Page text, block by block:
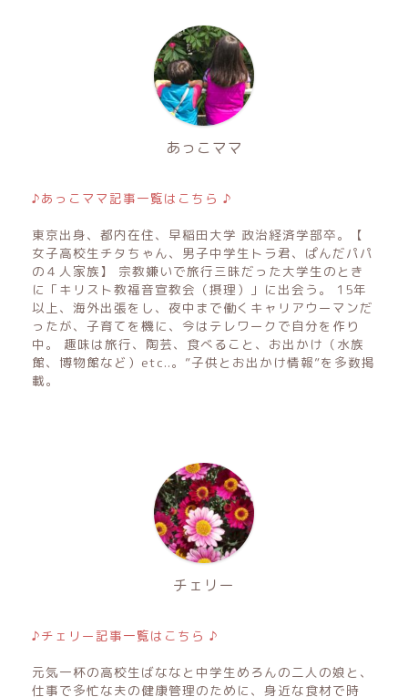
あっこママ
♪あっこママ記事一覧はこちら ♪
東京出身、都内在住、早稲田大学 政治経済学部卒。【
女子高校生チタちゃん、男子中学生トラ君、ぱんだパパ
の４人家族】 宗教嫌いで旅行三昧だった大学生のとき
に「キリスト教福音宣教会（摂理）」に出会う。 15年
以上、海外出張をし、夜中まで働くキャリアウーマンだ
ったが、子育てを機に、今はテレワークで自分を作り
中。 趣味は旅行、陶芸、食べること、お出かけ（水族
館、博物館など）etc..。”子供とお出かけ情報”を多数掲
載。
チェリー
♪チェリー記事一覧はこちら ♪
元気一杯の高校生ばななと中学生めろんの二人の娘と、
仕事で多忙な夫の健康管理のために、身近な食材で時